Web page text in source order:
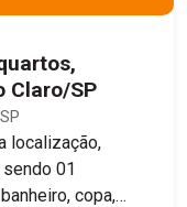
Claro/SP
localização,
01
copa,